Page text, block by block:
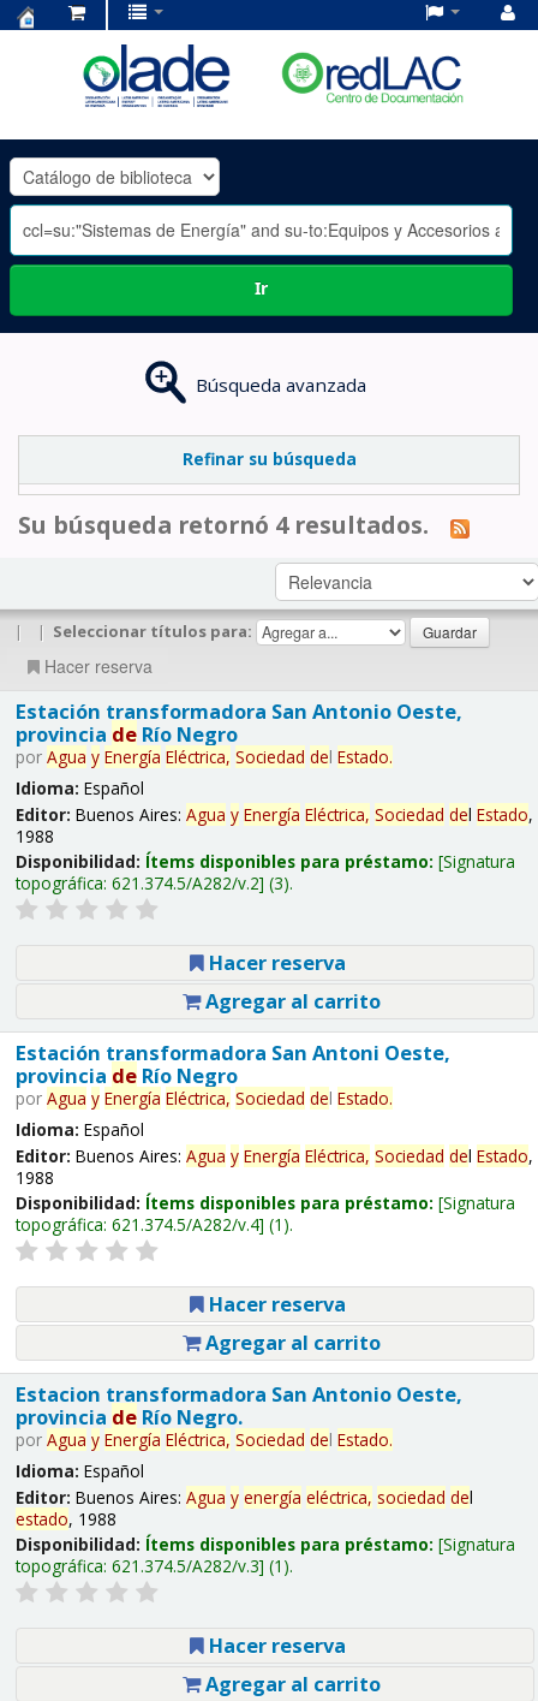
OLADE
-
Ir
Búsqueda avanzada
Refinar su búsqueda
Su búsqueda retornó 4 resultados.
| | Seleccionar títulos para:
Hacer reserva
Estación transformadora San Antonio Oeste,
provincia deRío Negro
por Agua y Energía Eléctrica, Sociedad del Estado.
Idioma: Español
Editor: Buenos Aires: Agua y Energía Eléctrica, Sociedad del Estado,
1988
Disponibilidad: Ítems disponibles para préstamo: Signatura
topográfica: 621.374.5/A282/v.2 (3).
Hacer reserva
Agregar al carrito
Estación transformadora San Antoni Oeste,
provincia deRío Negro
por Agua y Energía Eléctrica, Sociedad del Estado.
Idioma: Español
Editor: Buenos Aires: Agua y Energía Eléctrica, Sociedad del Estado,
1988
Disponibilidad: Ítems disponibles para préstamo: Signatura
topográfica: 621.374.5/A282/v.4 (1).
Hacer reserva
Agregar al carrito
Estacion transformadora San Antonio Oeste,
provincia deRío Negro.
por Agua y Energía Eléctrica, Sociedad del Estado.
Idioma: Español
Editor: Buenos Aires: Agua y energía eléctrica, sociedad del
estado, 1988
Disponibilidad: Ítems disponibles para préstamo: Signatura
topográfica: 621.374.5/A282/v.3 (1).
Hacer reserva
Agregar al carrito